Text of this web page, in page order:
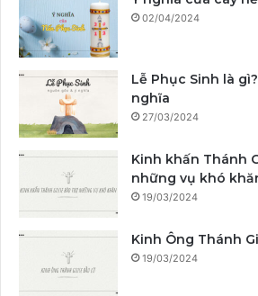
02/04/2024
Lễ Phục Sinh là
nghĩa
27/03/2024
Kinh khấn Thánh
những vụ khó
19/03/2024
Kinh Ông Thánh
19/03/2024